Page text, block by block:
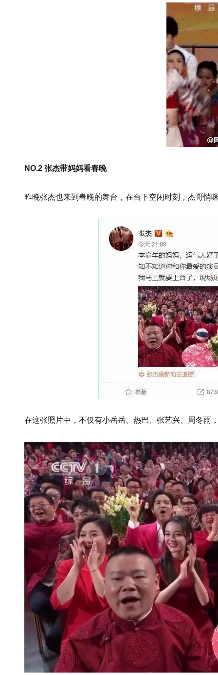
NO.2 张杰带妈妈看春晚
昨晚张杰也来到春晚的舞台，在台下空闲时刻，杰哥悄
在这张照片中，不仅有小岳岳、热巴、张艺兴、周冬雨